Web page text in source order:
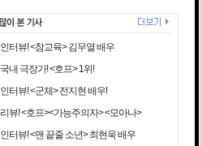
인터뷰! <참교육> 김무열 배우
국내 극장가! <호프> 1위!
인터뷰! <군체> 전지현 배우!
리뷰! <호프><가능주의자> <모아나>
인터뷰! <맨 끝줄 소년> 최현욱 배우